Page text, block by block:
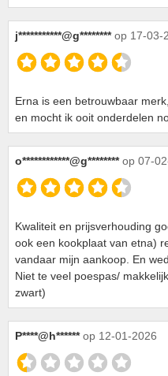
j***********@g******** op 17-03-
Erna is een betrouwbaar
en mocht ik ooit onderdelen
o************@g******** op 07-
Kwaliteit en prijsverhouding
ook een kookplaat van etna)
vandaar mijn aankoop. En
Niet te veel poespas/
zwart)
P****@h****** op 12-01-2026